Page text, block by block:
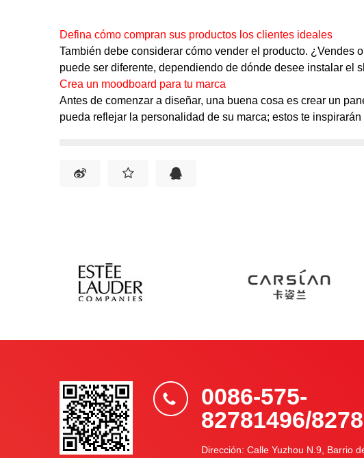
Defina cómo compran sus productos los clientes ideales
También debe considerar cómo vender el producto.
puede ser diferente, dependiendo de dónde desee instalar el
Crea un moodboard para tu marca
Antes de comenzar a diseñar, una buena cosa es crear un
pueda reflejar la personalidad de su marca; estos te
0086-575-
82781496/
Dirección: Calle Yuzhou N.9, Barrio